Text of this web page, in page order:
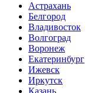
Астрахань
Белгород
Владивосток
Волгоград
Воронеж
Екатеринбург
Ижевск
Иркутск
Казань